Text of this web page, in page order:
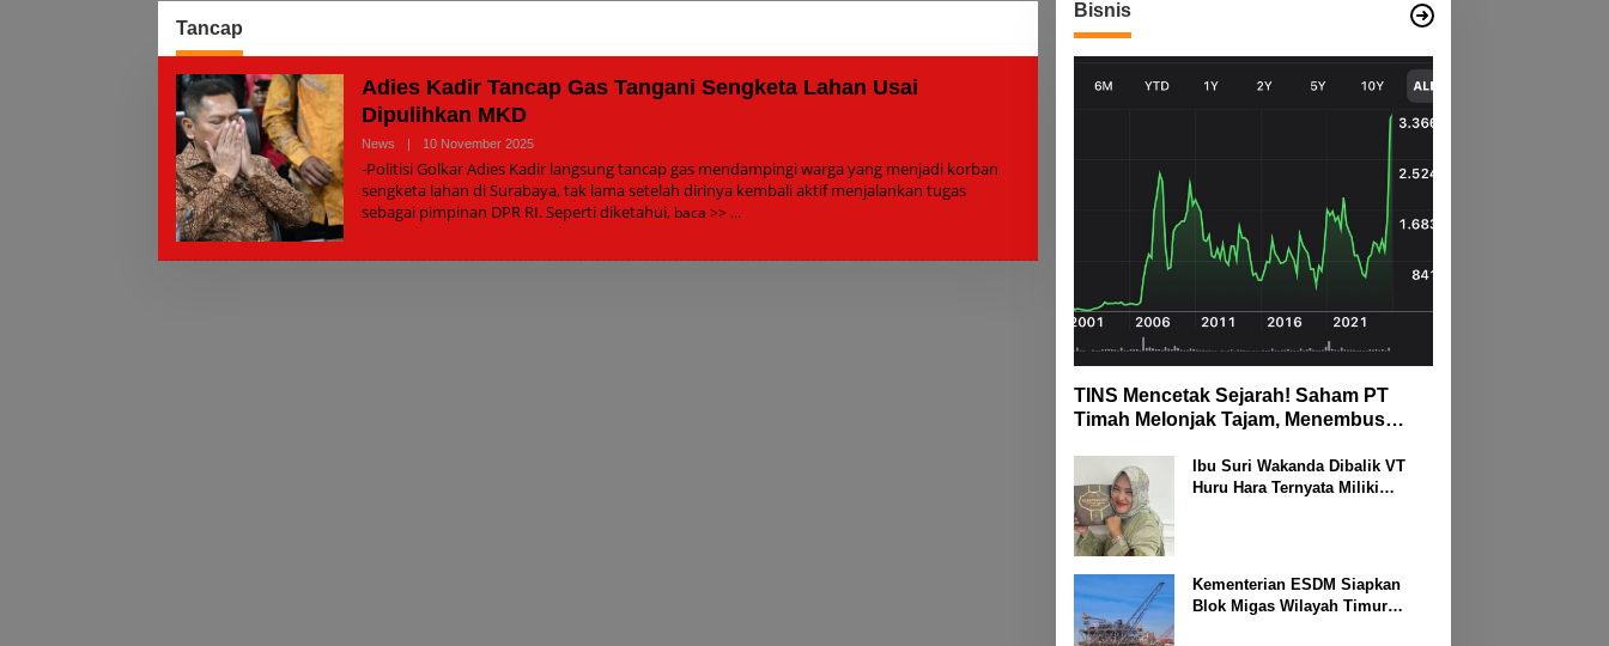
Nilai Per Porsi?
Tancap
Adies Kadir Tancap Gas Tangani Sengketa Lahan Usai
Dipulihkan MKD
News | 10 November 2025Oleh
-Politisi Golkar Adies Kadir langsung tancap gas mendampingi warga yang menjadi korban
sengketa lahan di Surabaya, tak lama setelah dirinya kembali aktif menjalankan tugas
sebagai pimpinan DPR RI. Seperti diketahui, baca >>
Bisnis
TINS Mencetak Sejarah! Saham PT
Timah Melonjak Tajam, Menembus
Ibu Suri Wakanda Dibalik VT
Huru Hara Ternyata Miliki
Kementerian ESDM Siapkan
Blok Migas Wilayah Timur